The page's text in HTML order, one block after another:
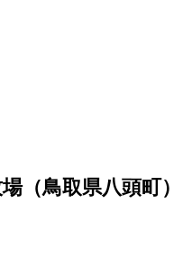
（鳥取県八頭町）